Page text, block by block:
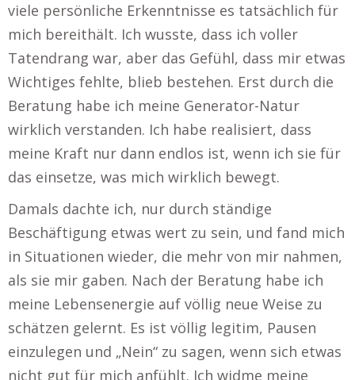
viele persönliche Erkenntnisse es tatsächlich für
mich bereithält. Ich wusste, dass ich voller
Tatendrang war, aber das Gefühl, dass mir etwas
Wichtiges fehlte, blieb bestehen. Erst durch die
Beratung habe ich meine Generator-Natur
wirklich verstanden. Ich habe realisiert, dass
meine Kraft nur dann endlos ist, wenn ich sie für
das einsetze, was mich wirklich bewegt.
Damals dachte ich, nur durch ständige
Beschäftigung etwas wert zu sein, und fand mich
in Situationen wieder, die mehr von mir nahmen,
als sie mir gaben. Nach der Beratung habe ich
meine Lebensenergie auf völlig neue Weise zu
schätzen gelernt. Es ist völlig legitim, Pausen
einzulegen und „Nein“ zu sagen, wenn sich etwas
nicht gut für mich anfühlt. Ich widme meine